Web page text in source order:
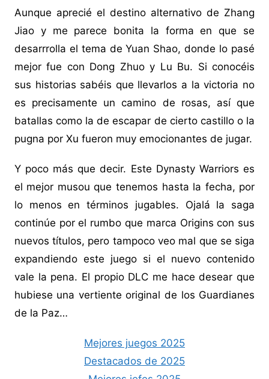
Aunque aprecié el destino alternativo de Zhang
Jiao y me parece bonita la forma en que se
desarrrolla el tema de Yuan Shao, donde lo pasé
mejor fue con Dong Zhuo y Lu Bu. Si conocéis
sus historias sabéis que llevarlos a la victoria no
es precisamente un camino de rosas, así que
batallas como la de escapar de cierto castillo o la
pugna por Xu fueron muy emocionantes de jugar.
Y poco más que decir. Este Dynasty Warriors es
el mejor musou que tenemos hasta la fecha, por
lo menos en términos jugables. Ojalá la saga
continúe por el rumbo que marca Origins con sus
nuevos títulos, pero tampoco veo mal que se siga
expandiendo este juego si el nuevo contenido
vale la pena. El propio DLC me hace desear que
hubiese una vertiente original de los Guardianes
de la Paz…
Mejores juegos 2025
Destacados de 2025